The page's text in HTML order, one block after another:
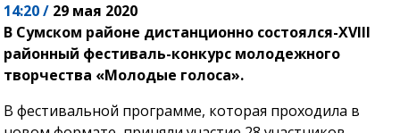
14:20 / 29 мая 2020
В Сумском районе дистанционно состоялся-XVIII
районный фестиваль-конкурс молодежного
творчества «Молодые голоса».
В фестивальной программе, которая проходила в